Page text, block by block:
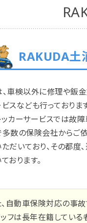
RAKUDA土
車検以外に修理や鈑
スなども行っておりま
カーサービスでは故
数の保険会社からご
だいており、その都度
おります。
、自動車保険対応の事
フは長年在籍している